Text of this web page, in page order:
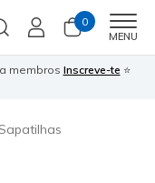
0
MENU
membros Inscreve-te ⭐
Sapatilhas